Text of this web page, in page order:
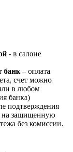
- в салоне
банк – оплата
счет можно
в любом
банка)
подтверждения
на защищенную
без комиссии.